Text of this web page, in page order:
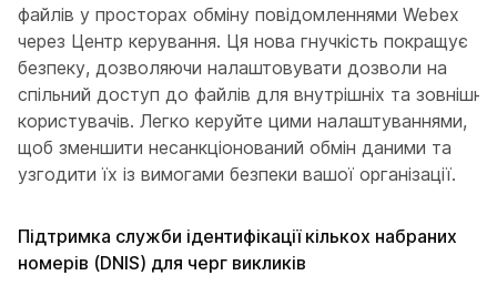
файлів у просторах обміну повідомленнями Webex
через Центр керування. Ця нова гнучкість покращує
безпеку, дозволяючи налаштовувати дозволи на
спільний доступ до файлів для внутрішніх та зовнішніх
користувачів. Легко керуйте цими налаштуваннями,
щоб зменшити несанкціонований обмін даними та
узгодити їх із вимогами безпеки вашої організації.
Підтримка служби ідентифікації кількох набраних
номерів (DNIS) для черг викликів